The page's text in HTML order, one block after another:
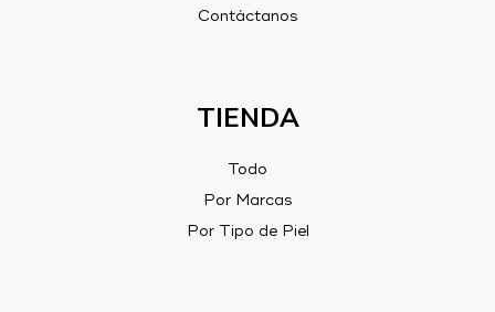
Contáctanos
TIENDA
Todo
Por Marcas
Por Tipo de Piel